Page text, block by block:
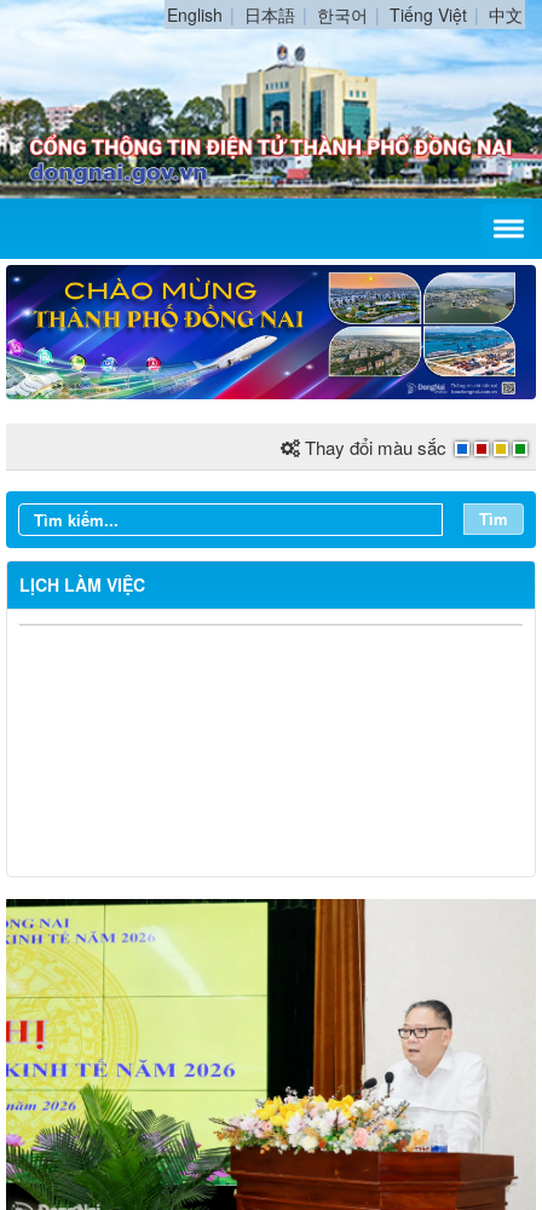
English 日本語 한국어 Tiếng Việt 中文
Thay đổi màu sắc
Tìm
LỊCH LÀM VIỆC
Từ ngày 03/8/2026 đến ngày 09/8/2026